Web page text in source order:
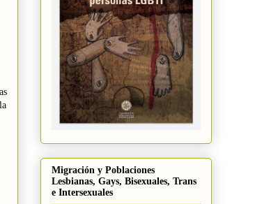
Migración y Poblaciones
Lesbianas, Gays, Bisexuales, Trans
e Intersexuales